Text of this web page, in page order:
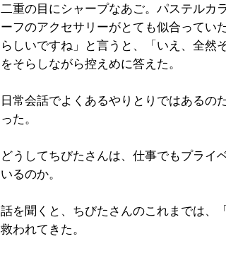
二重の目にシャープなあご。パステルカ
ーフのアクセサリーがとても似合ってい
らしいですね」と言うと、「いえ、全然
をそらしながら控えめに答えた。
日常会話でよくあるやりとりではあるの
った。
どうしてちびたさんは、仕事でもプライ
いるのか。
話を聞くと、ちびたさんのこれまでは、
救われてきた。